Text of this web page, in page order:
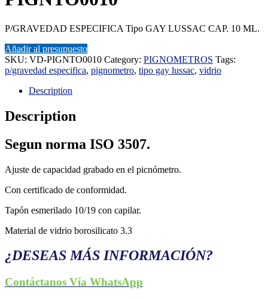
P/GRAVEDAD ESPECIFICA Tipo GAY LUSSAC CAP. 10 ML.
Añadir al presupuesto
SKU: VD-PIGNTO0010 Category: PIGNOMETROS Tags:
p/gravedad especifica, pignometro, tipo gay lussac, vidrio
Description
Description
Segun norma ISO 3507.
Ajuste de capacidad grabado en el picnómetro.
Con certificado de conformidad.
Tapón esmerilado 10/19 con capilar.
Material de vidrio borosilicato 3.3
¿DESEAS MÁS INFORMACIÓN?
Contáctanos Vía WhatsApp